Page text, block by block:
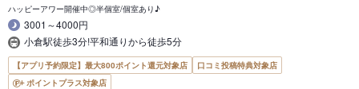
ハッピーアワー開催中◎半個室/個室あり♪
3001～4000円
小倉駅徒歩3分!平和通りから徒歩5分
【アプリ予約限定】最大800ポイント還元対象店
口コミ投稿特典対象店
ポイントプラス対象店